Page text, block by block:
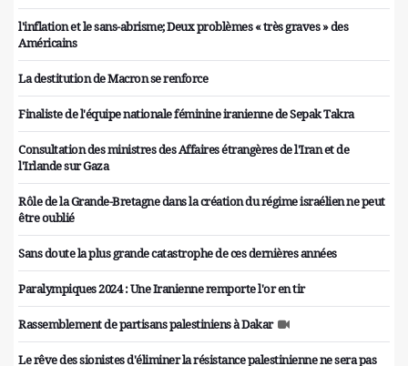
l'inflation et le sans-abrisme; Deux problèmes « très graves » des
Américains
La destitution de Macron se renforce
Finaliste de l'équipe nationale féminine iranienne de Sepak Takra
Consultation des ministres des Affaires étrangères de l'Iran et de
l'Irlande sur Gaza
Rôle de la Grande-Bretagne dans la création du régime israélien ne peut
être oublié
Sans doute la plus grande catastrophe de ces dernières années
Paralympiques 2024 : Une Iranienne remporte l'or en tir
Rassemblement de partisans palestiniens à Dakar
Le rêve des sionistes d'éliminer la résistance palestinienne ne sera pas